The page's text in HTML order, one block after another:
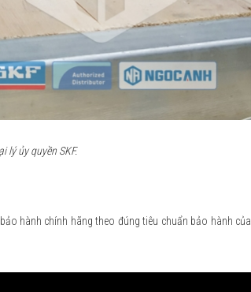
lý ủy quyền SKF.
hành chính hãng theo đúng tiêu chuẩn bảo hành của